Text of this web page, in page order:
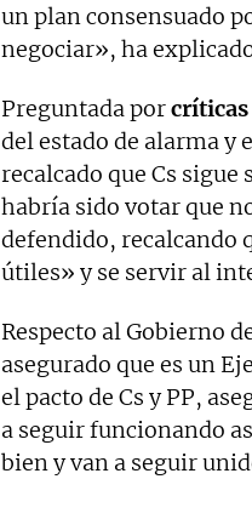
un plan consensuado
negociar», ha
Preguntada porcríticas
del estado de alarma y
recalcado que Cs
habría sido votar que
defendido, recalcando
útiles» y se servir al
Respecto al Gobierno
asegurado que es un
el pacto de Cs y PP,
a seguir funcionando
bien y van a seguir